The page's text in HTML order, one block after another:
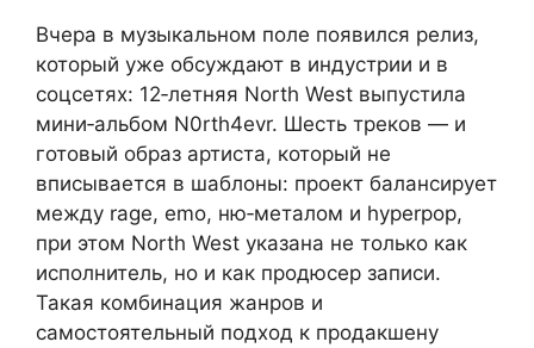
Вчера в музыкальном поле появился релиз,
который уже обсуждают в индустрии и в
соцсетях: 12‑летняя North West выпустила
мини‑альбом N0rth4evr. Шесть треков — и
готовый образ артиста, который не
вписывается в шаблоны: проект балансирует
между rage, emo, ню‑металом и hyperpop,
при этом North West указана не только как
исполнитель, но и как продюсер записи.
Такая комбинация жанров и
самостоятельный подход к продакшену